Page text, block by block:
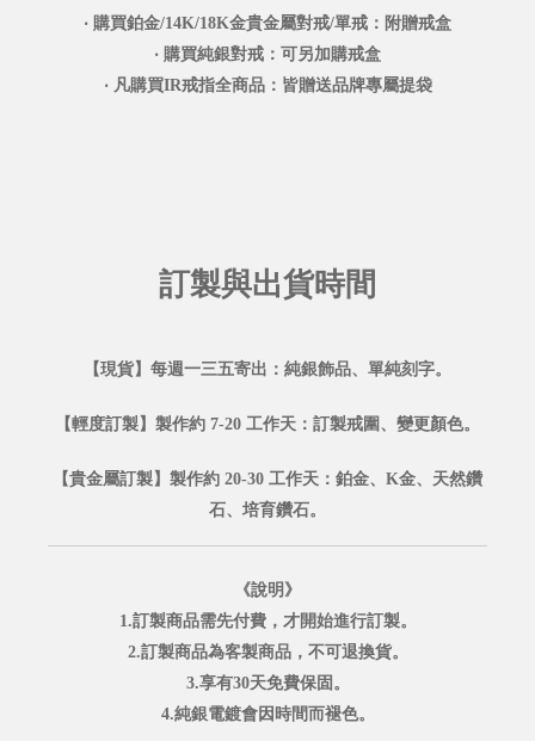
‧ 購買鉑金/14K/18K金貴金屬對戒/單戒：附贈戒盒
‧ 購買純銀對戒：可另加購戒盒
‧ 凡購買IR戒指全商品：皆贈送品牌專屬提袋
訂製與出貨時間
【現貨】每週一三五寄出：純銀飾品、單純刻字。
【輕度訂製】製作約 7-20 工作天：訂製戒圍、變更顏色。
【貴金屬訂製】製作約 20-30 工作天：鉑金、K金、天然鑽
石、培育鑽石。
《說明》
1.訂製商品需先付費，才開始進行訂製。
2.訂製商品為客製商品，不可退換貨。
3.享有30天免費保固。
4.純銀電鍍會因時間而褪色。